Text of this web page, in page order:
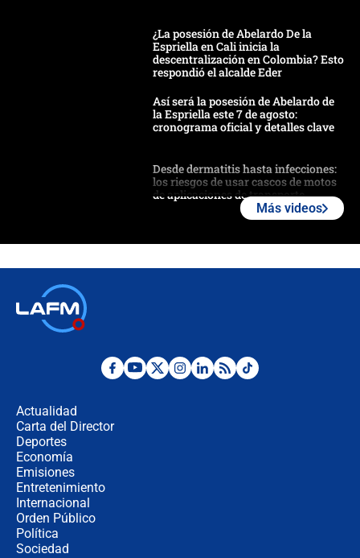
¿La posesión de Abelardo De la
Espriella en Cali inicia la
descentralización en Colombia? Esto
respondió el alcalde Eder
Así será la posesión de Abelardo de
la Espriella este 7 de agosto:
cronograma oficial y detalles clave
Desde dermatitis hasta infecciones:
los riesgos de usar cascos de motos
de aplicaciones de transporte
Posesión de Abelardo De La Espriella
Más videos
Actualidad
Carta del Director
Deportes
Economía
Emisiones
Entretenimiento
Internacional
Orden Público
Política
Sociedad